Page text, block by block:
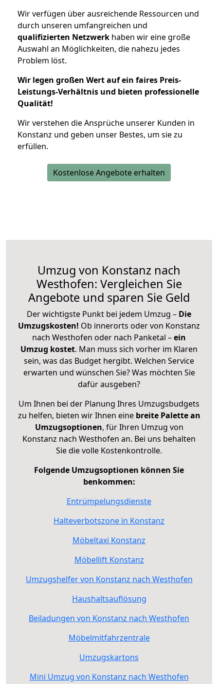
Wir verfügen über ausreichende Ressourcen und
durch unseren umfangreichen und
qualifizierten Netzwerk haben wir eine große
Auswahl an Möglichkeiten, die nahezu jedes
Problem löst.
Wir legen großen Wert auf ein faires Preis-
Leistungs-Verhältnis und bieten professionelle
Qualität!
Wir verstehen die Ansprüche unserer Kunden in
Konstanz und geben unser Bestes, um sie zu
erfüllen.
Kostenlose Angebote erhalten
Umzug von Konstanz nach
Westhofen: Vergleichen Sie
Angebote und sparen Sie Geld
Der wichtigste Punkt bei jedem Umzug – Die
Umzugskosten! Ob innerorts oder von Konstanz
nach Westhofen oder nach Panketal –ein
Umzug kostet. Man muss sich vorher im Klaren
sein, was das Budget hergibt. Welchen Service
erwarten und wünschen Sie? Was möchten Sie
dafür ausgeben?
Um Ihnen bei der Planung Ihres Umzugsbudgets
zu helfen, bieten wir Ihnen eine breite Palette an
Umzugsoptionen, für Ihren Umzug von
Konstanz nach Westhofen an. Bei uns behalten
Sie die volle Kostenkontrolle.
Folgende Umzugsoptionen können Sie
benkommen:
Entrümpelungsdienste
Halteverbotszone in Konstanz
Möbeltaxi Konstanz
Möbellift Konstanz
Umzugshelfer von Konstanz nach Westhofen
Haushaltsauflösung
Beiladungen von Konstanz nach Westhofen
Möbelmitfahrzentrale
Umzugskartons
Mini Umzug von Konstanz nach Westhofen